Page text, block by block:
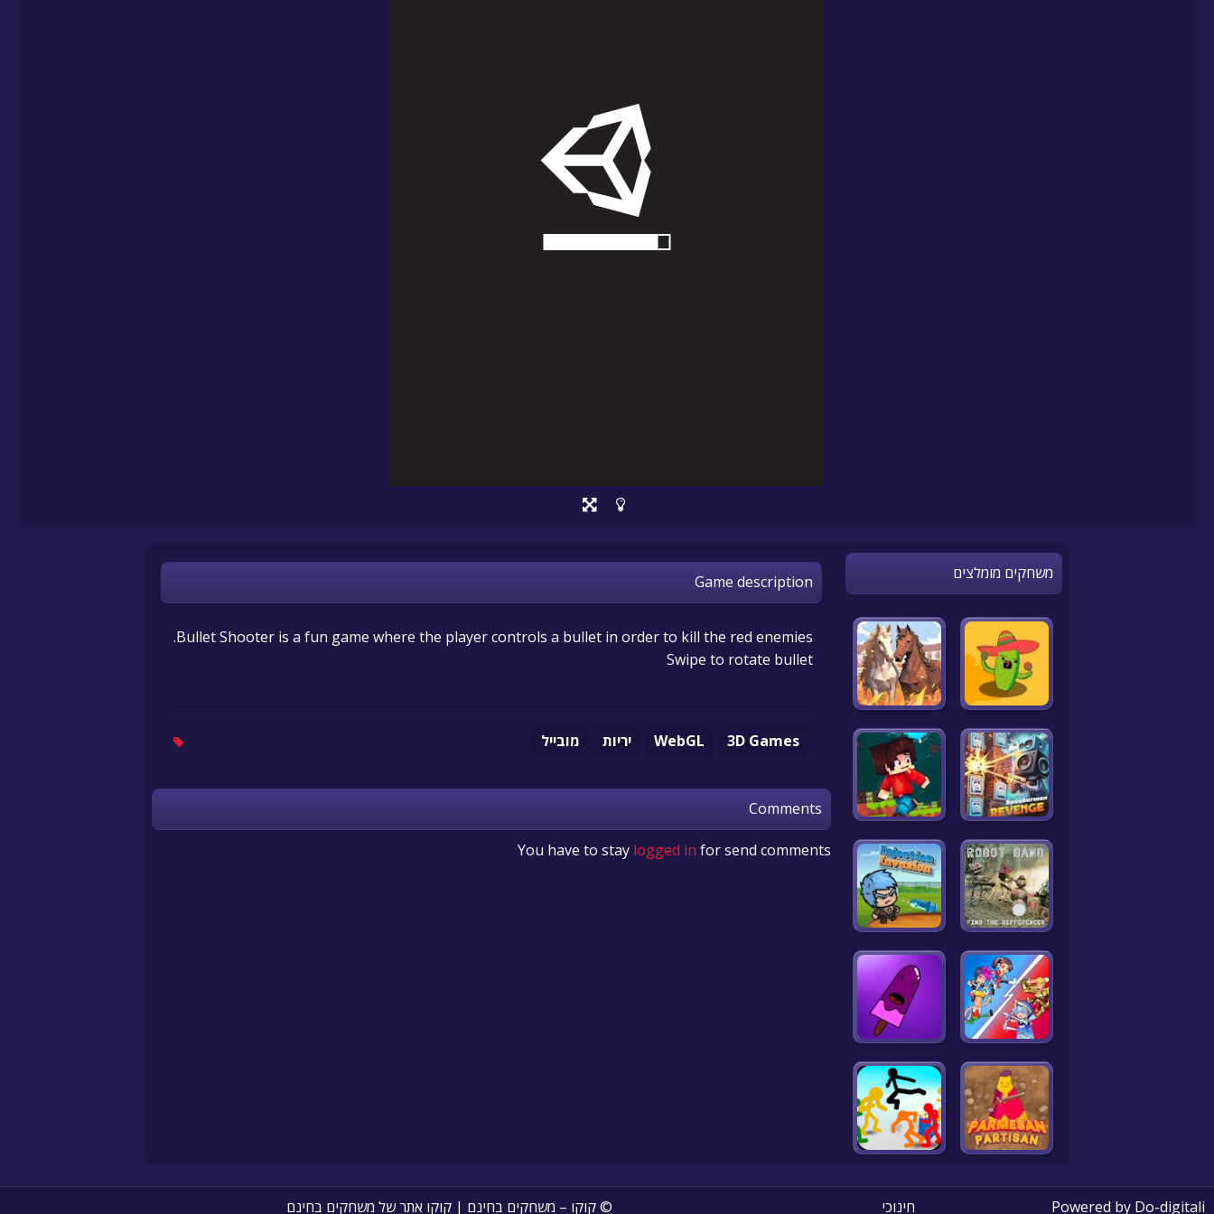
Game description
Bullet Shooter is a fun game where the player controls a bullet in order to kill the red enemies.
Swipe to rotate bullet
3D Games
WebGL יריות מובייל
Comments
You have to stay logged in for send comments
משחקים מומלצים
© קוקו – משחקים בחינם | קוקו אתר של משחקים בחינם חינוכי Powered by Do-digitali